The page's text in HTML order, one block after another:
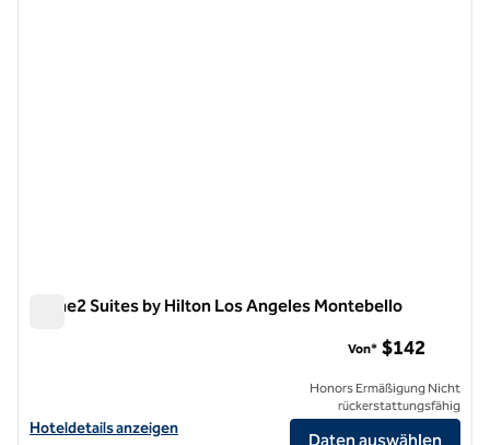
Home2 Suites by Hilton Los Angeles Montebello
Hoteldetails für Home2 Suites by Hilton Los Angeles Montebello
Hoteldetails anzeigen
Von* $142
Honors Ermäßigung Nicht
rückerstattungsfähig
Daten auswählen